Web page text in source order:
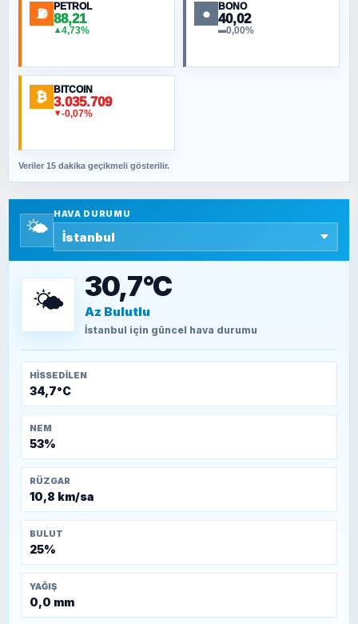
NURETTIN BÖLÜK
ORHAN KILIÇOĞLU
Fahişeye beyinli bir müstevli alçağına
SAVAŞ ŞAHİN
SEYFULLAH ÇİÇEK
TEOMAN ALPASLAN
Kütahya-Eskişehir Muharebeleri (10-24
⛽ PETROL
88,21
▲4,73%
● BONO
40,02
▬0,00%
₿ BITCOIN
3.035.709
▼-0,07%
Veriler 15 dakika geçikmeli gösterilir.
🌤️
HAVA DURUMU
🌤️ 30,7°C
Az Bulutlu
İstanbul için güncel hava durumu
HISSEDILEN
34,7°C
NEM
53%
RÜZGAR
10,8 km/sa
BULUT
25%
YAĞIŞ
0,0 mm